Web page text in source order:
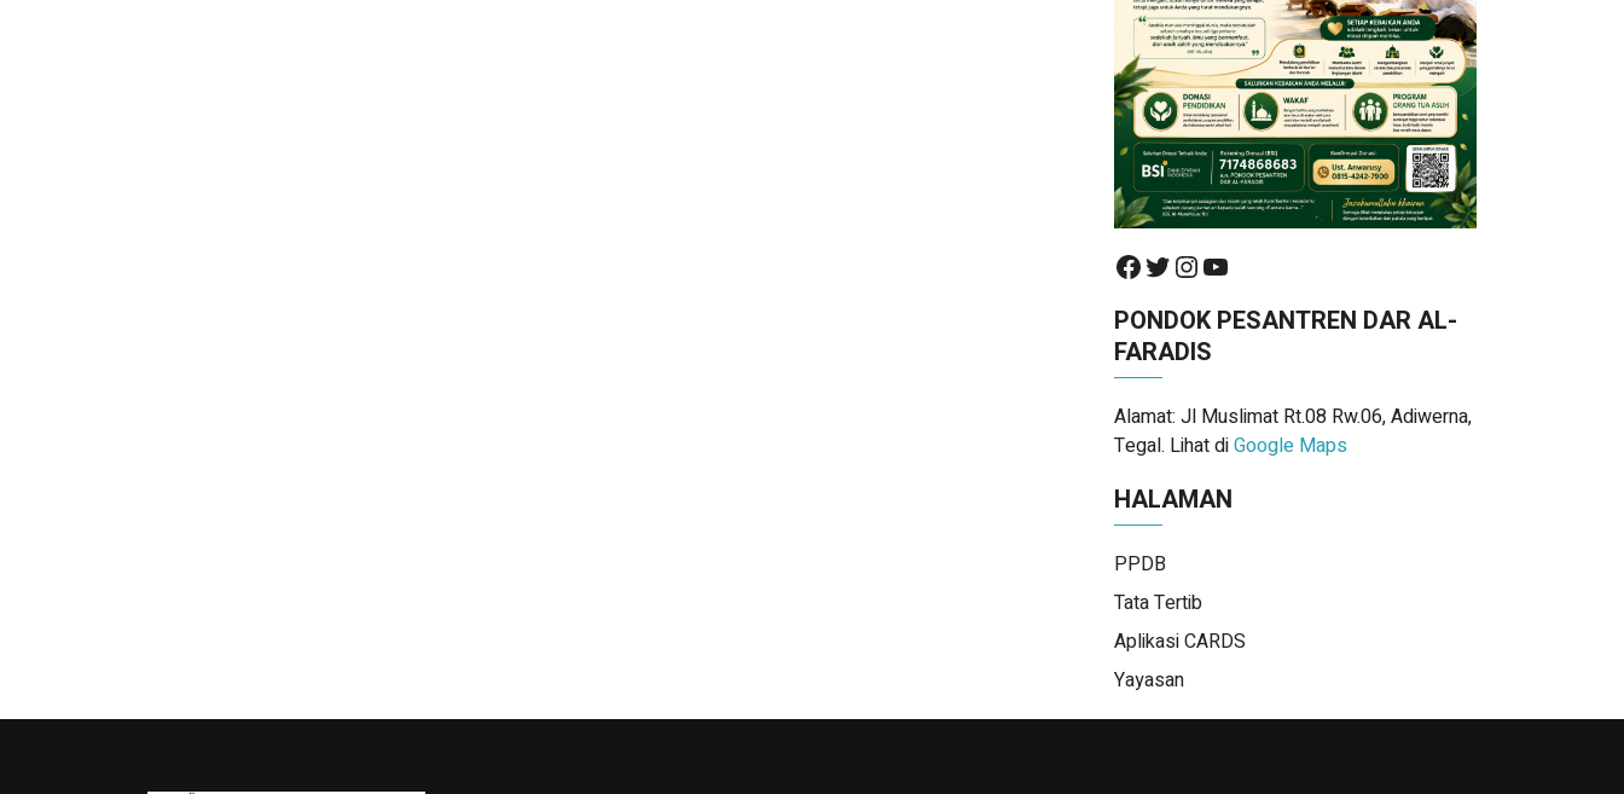
PONDOK PESANTREN DAR AL-
FARADIS
Alamat: Jl Muslimat Rt.08 Rw.06, Adiwerna,
Tegal. Lihat diGoogle Maps
HALAMAN
PPDB
Tata Tertib
Aplikasi CARDS
Yayasan